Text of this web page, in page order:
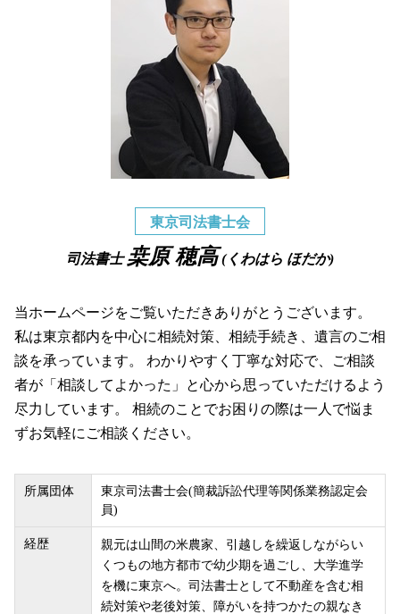
東京司法書士会
司法書士 桒原 穂高 (くわはら ほだか)
当ホームページをご覧いただきありがとうございます。
私は東京都内を中心に相続対策、相続手続き、遺言のご相
談を承っています。 わかりやすく丁寧な対応で、ご相談
者が「相談してよかった」と心から思っていただけるよう
尽力しています。 相続のことでお困りの際は一人で悩ま
ずお気軽にご相談ください。
所属団体
東京司法書士会(簡裁訴訟代理等関係業務認定会
員)
経歴
親元は山間の米農家、引越しを繰返しながらい
くつもの地方都市で幼少期を過ごし、大学進学
を機に東京へ。司法書士として不動産を含む相
続対策や老後対策、障がいを持つかたの親なき